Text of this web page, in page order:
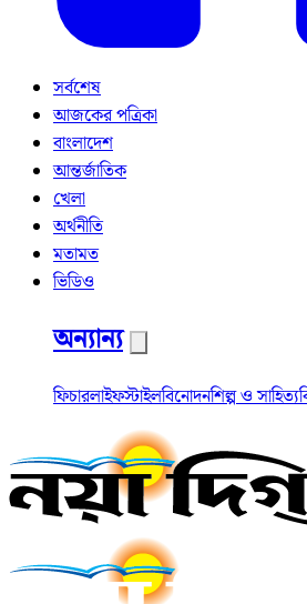
সর্বশেষ
আজকের পত্রিকা
বাংলাদেশ
আন্তর্জাতিক
খেলা
অর্থনীতি
মতামত
ভিডিও
অন্যান্য
ফিচারলাইফস্টাইলবিনোদনশিল্প ও সাহিত্য